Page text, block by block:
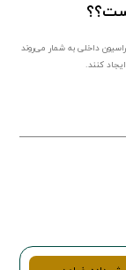
داخلی به شمار می‌روند
کنند.